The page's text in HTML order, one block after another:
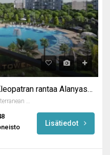
Modernit huoneistot lähellä Kleopatran rantaa Alanyassa
Lisätiedot